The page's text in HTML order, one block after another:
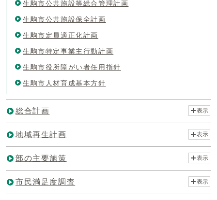
生駒市公共施設等総合管理計画
生駒市公共施設保全計画
生駒市定員適正化計画
生駒市特定事業主行動計画
生駒市役所障がい者任用指針
生駒市人材育成基本方針
総合計画 表示
地域再生計画 表示
部の主要施策 表示
市民満足度調査 表示